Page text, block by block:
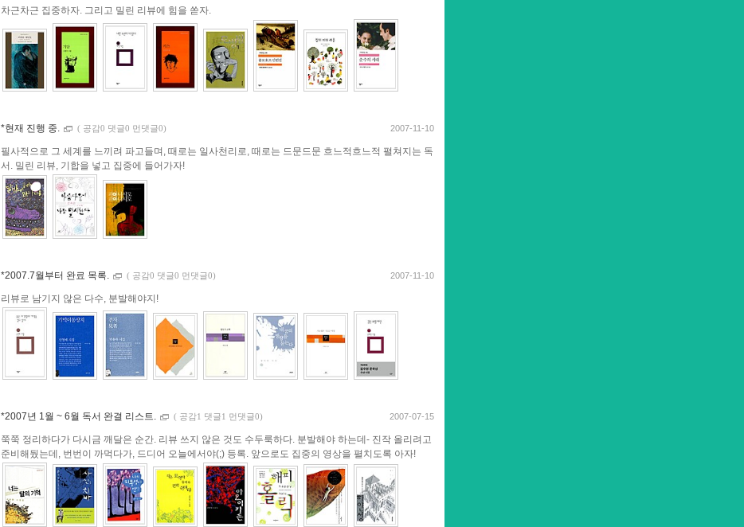
차근차근 집중하자. 그리고 밀린 리뷰에 힘을 쏟자.
*현재 진행 중. ( 공감0 댓글0 먼댓글0) 2007-11-10
필사적으로 그 세계를 느끼려 파고들며, 때로는 일사천리로, 때로는 드문드문 흐느적흐느적 펼쳐지는 독
서. 밀린 리뷰, 기합을 넣고 집중에 들어가자!
*2007.7월부터 완료 목록. ( 공감0 댓글0 먼댓글0) 2007-11-10
리뷰로 남기지 않은 다수, 분발해야지!
*2007년 1월 ~ 6월 독서 완결 리스트. ( 공감1 댓글1 먼댓글0) 2007-07-15
쭉쭉 정리하다가 다시금 깨달은 순간. 리뷰 쓰지 않은 것도 수두룩하다. 분발해야 하는데- 진작 올리려고
준비해뒀는데, 번번이 까먹다가, 드디어 오늘에서야(;) 등록. 앞으로도 집중의 영상을 펼치도록 아자!